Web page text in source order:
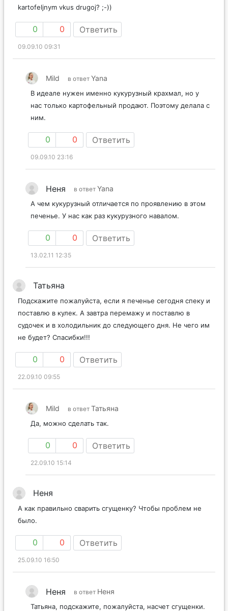
kartofeljnym vkus drugoj? ;-))
0 0 Ответить
09.09.10 09:31
Mild в ответ Yana
В идеале нужен именно кукурузный крахмал, но у
нас только картофельный продают. Поэтому делала с
ним.
0 0 Ответить
09.09.10 23:16
Неня в ответ Yana
А чем кукурузный отличается по проявлению в этом
печенье. У нас как раз кукурузного навалом.
0 0 Ответить
13.02.11 12:35
Татьяна
Подскажите пожалуйста, если я печенье сегодня спеку и
поставлю в кулек. А завтра перемажу и поставлю в
судочек и в холодильник до следующего дня. Не чего им
не будет? Спасибки!!!
0 0 Ответить
22.09.10 09:55
Mild в ответ Татьяна
Да, можно сделать так.
0 0 Ответить
22.09.10 15:14
Неня
А как правильно сварить сгущенку? Чтобы проблем не
было.
0 0 Ответить
25.09.10 16:50
Неня в ответ Неня
Татьяна, подскажите, пожалуйста, насчет сгущенки.